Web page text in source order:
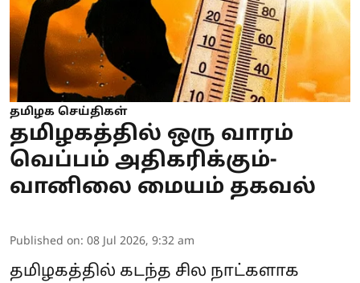
தமிழக செய்திகள்
தமிழகத்தில் ஒரு வாரம்
வெப்பம் அதிகரிக்கும்-
வானிலை மையம் தகவல்
Published on: 08 Jul 2026, 9:32 am
தமிழகத்தில் கடந்த சில நாட்களாக